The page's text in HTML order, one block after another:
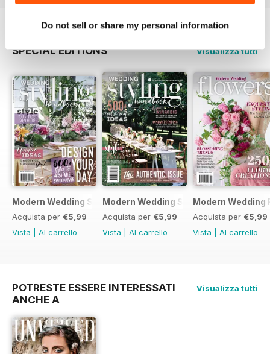
Do not sell or share my personal information
SPECIAL EDITIONS Visualizza tutti
Modern Wedding Styling Handbook - Issue 4
Acquista per €5,99
Vista
Al carrello
Modern Wedding Styling Handbook -
Acquista per €5,99
Vista
Al carrello
Modern Wedding
Acquista per €5,99
Vista
Al carrello
POTRESTE ESSERE INTERESSATI
ANCHE A
Visualizza tutti